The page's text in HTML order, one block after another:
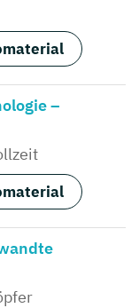
–